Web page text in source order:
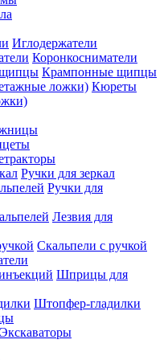
Иглодержатели
Коронкосниматели
Крампонные щипцы
Кюреты
Ручки для зеркал
Ручки для
Лезвия для
Скальпели с ручкой
Шприцы для
Штопфер-гладилки
Экскаваторы